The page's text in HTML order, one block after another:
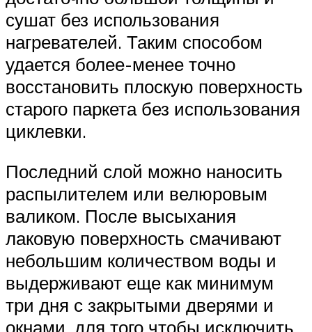
сушат без использования
нагревателей. Таким способом
удается более-менее точно
восстановить плоскую поверхность
старого паркета без использования
циклевки.
Последний слой можно наносить
распылителем или велюровым
валиком. После высыхания
лаковую поверхность смачивают
небольшим количеством воды и
выдерживают еще как минимум
три дня с закрытыми дверями и
окнами, для того чтобы исключить